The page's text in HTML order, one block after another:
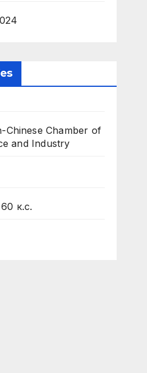
Chinese Chamber of
and Industry
к.с.